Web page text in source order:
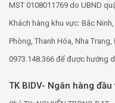
MST 0108011769 do UBND
Khách hàng khu vực: Bắc
Phòng, Thanh Hóa, Nha
0973.148.366 để được hướng
TK BIDV- Ngân hàng